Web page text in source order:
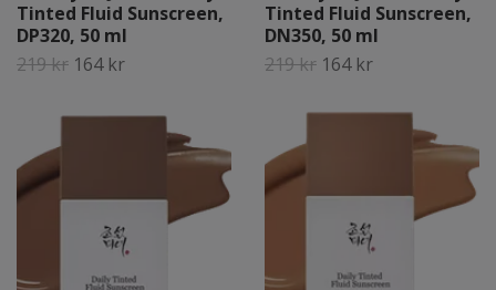
Tinted Fluid Sunscreen,
DP320, 50 ml
219 kr 164 kr
Tinted Fluid Sunscreen,
DN350, 50 ml
219 kr 164 kr